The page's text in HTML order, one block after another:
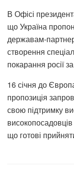
В Офісі
що Україна
державам-
створення
покарання росії
16 січня до
пропозиція
свою підтримку
що готові